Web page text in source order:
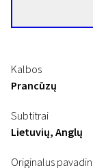
Kalbos
Prancūzų
Subtitrai
Lietuvių, Anglų
Originalus